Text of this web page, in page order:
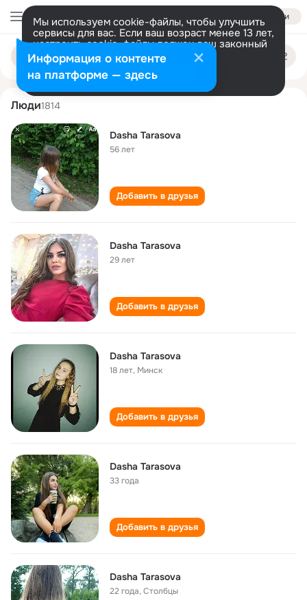
Войти
Мы используем cookie-файлы, чтобы улучшить
сервисы для вас. Если ваш возраст менее 13 лет,
настроить cookie-файлы должен ваш законный
представитель. Больше информации
Разрешить все Настроить
Поиск
людям
dasha tarasova
Люди1814
Dasha Tarasova
56 лет
Добавить в друзья
Dasha Tarasova
29 лет
Добавить в друзья
Dasha Tarasova
18 лет, Минск
Добавить в друзья
Dasha Tarasova
33 года
Добавить в друзья
Dasha Tarasova
22 года,Столбцы
Информация о контенте
на платформе — здесь